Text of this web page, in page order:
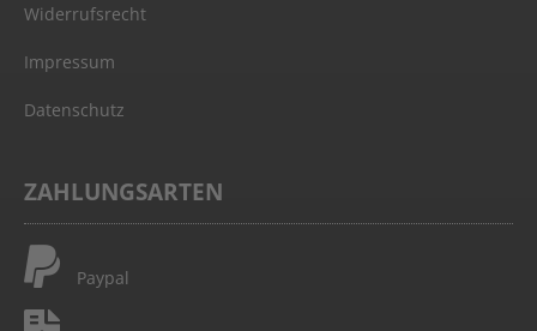
Widerrufsrecht
Impressum
Datenschutz
ZAHLUNGSARTEN
Paypal